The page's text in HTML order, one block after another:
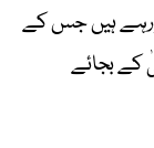
رہے ہیں جس کے
کے بجائے